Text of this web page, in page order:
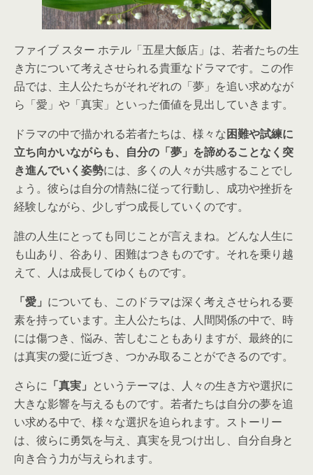
ファイブ スター ホテル「五星大飯店」は、若者たちの生
き方について考えさせられる貴重なドラマです。この作
品では、主人公たちがそれぞれの「夢」を追い求めなが
ら「愛」や「真実」といった価値を見出していきます。
ドラマの中で描かれる若者たちは、様々な困難や試練に
立ち向かいながらも、自分の「夢」を諦めることなく突
き進んでいく姿勢には、多くの人々が共感することでし
ょう。彼らは自分の情熱に従って行動し、成功や挫折を
経験しながら、少しずつ成長していくのです。
誰の人生にとっても同じことが言えまね。どんな人生に
も山あり、谷あり、困難はつきものです。それを乗り越
えて、人は成長してゆくものです。
「愛」 についても、このドラマは深く考えさせられる要
素を持っています。主人公たちは、人間関係の中で、時
には傷つき、悩み、苦しむこともありますが、最終的に
は真実の愛に近づき、つかみ取ることができるのです。
さらに 「真実」 というテーマは、人々の生き方や選択に
大きな影響を与えるものです。若者たちは自分の夢を追
い求める中で、様々な選択を迫られます。ストーリー
は、彼らに勇気を与え、真実を見つけ出し、自分自身と
向き合う力が与えられます。